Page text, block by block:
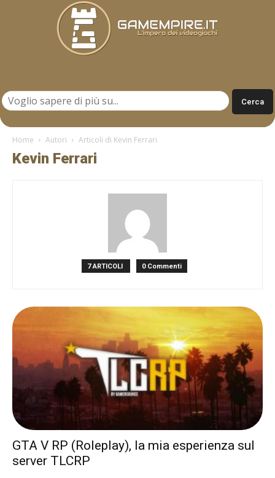
Home Autori Articoli di Kevin Ferrari
Kevin Ferrari
7 ARTICOLI 0 Commenti
GTA V RP (Roleplay), la mia esperienza sul
server TLCRP